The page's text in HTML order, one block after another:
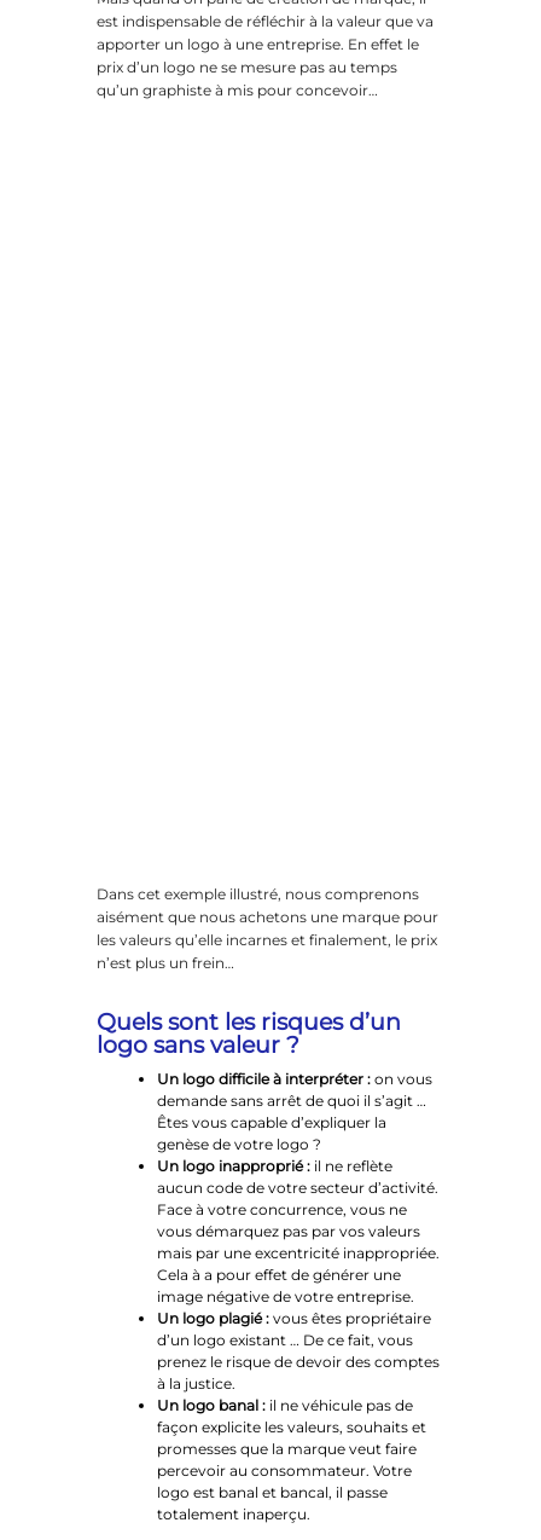
est indispensable de réfléchir à la valeur que va
apporter un logo à une entreprise. En effet le
prix d’un logo ne se mesure pas au temps
qu’un graphiste à mis pour concevoir…
Dans cet exemple illustré, nous comprenons
aisément que nous achetons une marque pour
les valeurs qu’elle incarnes et finalement, le prix
n’est plus un frein…
Quels sont les risques d’un
logo sans valeur ?
Un logo difficile à interpréter : on vous
demande sans arrêt de quoi il s’agit …
Êtes vous capable d’expliquer la
genèse de votre logo ?
Un logo inapproprié : il ne reflète
aucun code de votre secteur d’activité.
Face à votre concurrence, vous ne
vous démarquez pas par vos valeurs
mais par une excentricité inappropriée.
Cela à a pour effet de générer une
image négative de votre entreprise.
Un logo plagié : vous êtes propriétaire
d’un logo existant … De ce fait, vous
prenez le risque de devoir des comptes
à la justice.
Un logo banal : il ne véhicule pas de
façon explicite les valeurs, souhaits et
promesses que la marque veut faire
percevoir au consommateur. Votre
logo est banal et bancal, il passe
totalement inaperçu.